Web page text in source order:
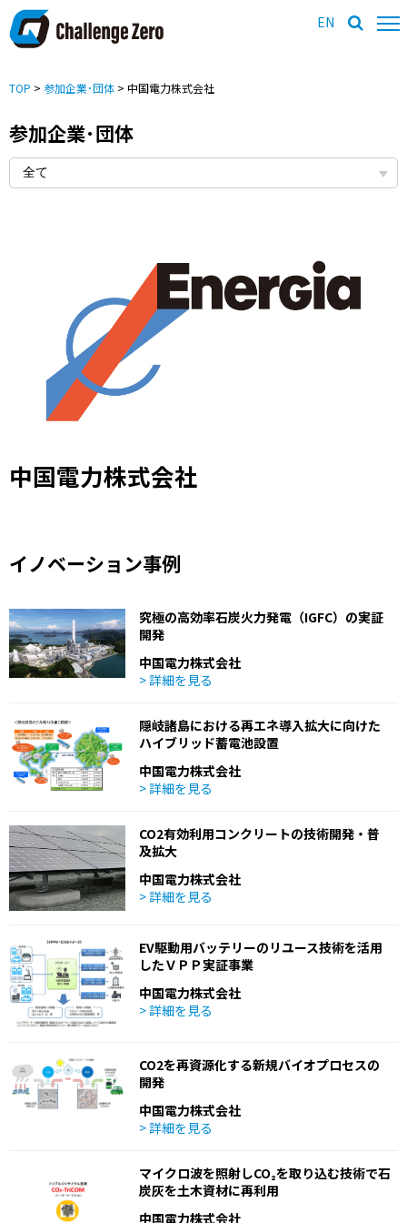
EN
TOP > 参加企業･団体 > 中国電力株式会社
参加企業･団体
中国電力株式会社
イノベーション事例
究極の高効率石炭火力発電（IGFC）の実証
開発
中国電力株式会社
> 詳細を見る
隠岐諸島における再エネ導入拡大に向けた
ハイブリッド蓄電池設置
中国電力株式会社
> 詳細を見る
CO2有効利用コンクリートの技術開発・普
及拡大
中国電力株式会社
> 詳細を見る
EV駆動用バッテリーのリユース技術を活用
したＶＰＰ実証事業
中国電力株式会社
> 詳細を見る
CO2を再資源化する新規バイオプロセスの
開発
中国電力株式会社
> 詳細を見る
マイクロ波を照射しCO₂を取り込む技術で石
炭灰を土木資材に再利用
中国電力株式会社